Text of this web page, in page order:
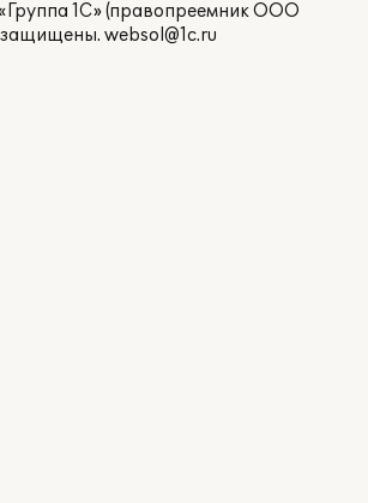
1С» (правопреемник ООО
защищены. websol@1c.ru